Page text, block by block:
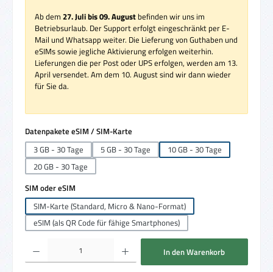
Ab dem 27. Juli bis 09. August befinden wir uns im
Betriebsurlaub. Der Support erfolgt eingeschränkt per E-
Mail und Whatsapp weiter. Die Lieferung von Guthaben und
eSIMs sowie jegliche Aktivierung erfolgen weiterhin.
Lieferungen die per Post oder UPS erfolgen, werden am 13.
April versendet. Am dem 10. August sind wir dann wieder
für Sie da.
Datenpakete eSIM / SIM-Karte
3 GB - 30 Tage
5 GB - 30 Tage
10 GB - 30 Tage
20 GB - 30 Tage
SIM oder eSIM
SIM-Karte (Standard, Micro & Nano-Format)
eSIM (als QR Code für fähige Smartphones)
In den Warenkorb